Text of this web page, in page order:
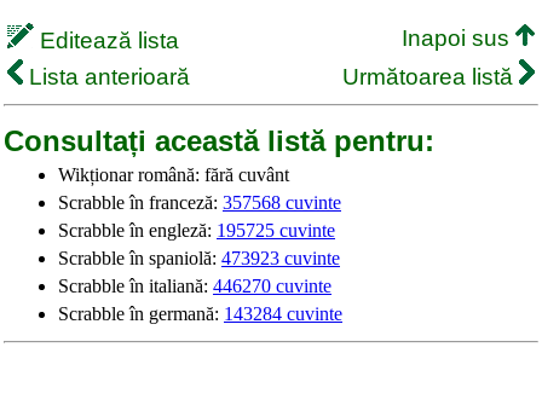
Editează lista
Inapoi sus
Lista anterioară
Următoarea listă
Consultați această listă pentru:
Wikționar română: fără cuvânt
Scrabble în franceză: 357568 cuvinte
Scrabble în engleză: 195725 cuvinte
Scrabble în spaniolă: 473923 cuvinte
Scrabble în italiană: 446270 cuvinte
Scrabble în germană: 143284 cuvinte